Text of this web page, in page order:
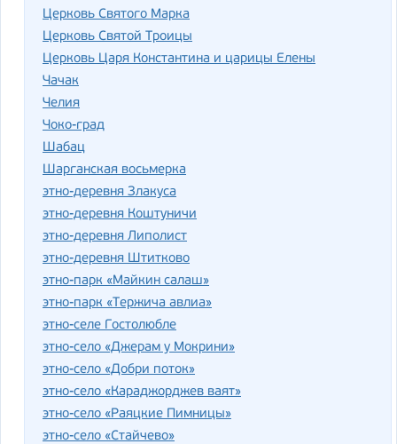
Церковь Святого Марка
Церковь Святой Троицы
Церковь Царя Константина и царицы Елены
Чачак
Челия
Чоко-град
Шабац
Шарганская восьмерка
этно-деревня Злакуса
этно-деревня Коштуничи
этно-деревня Липолист
этно-деревня Штитково
этно-парк «Майкин салаш»
этно-парк «Тержича авлиа»
этно-селе Гостолюбле
этно-село «Джерам у Мокрини»
этно-село «Добри поток»
этно-село «Караджорджев ваят»
этно-село «Раяцкие Пимницы»
этно-село «Стайчево»